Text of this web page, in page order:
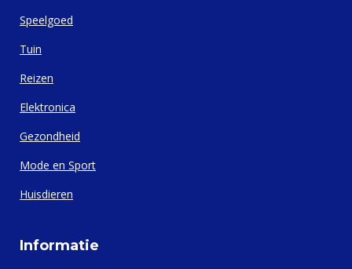
Speelgoed
Tuin
Reizen
Elektronica
Gezondheid
Mode en Sport
Huisdieren
Informatie